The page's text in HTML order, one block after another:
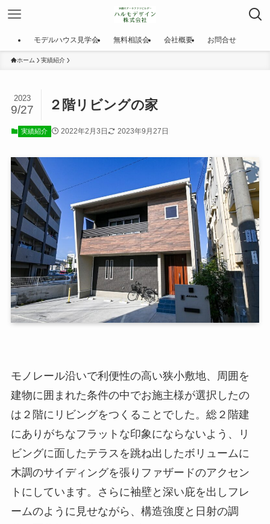
モデルハウス見学会 無料相談会 会社概要 お問合せ
ホーム 実績紹介
２階リビングの家
2023
9/27
実績紹介 2022年2月3日 2023年9月27日
モノレール沿いで利便性の高い狭小敷地、周囲を
建物に囲まれた条件の中でお施主様が選択したの
は２階にリビングをつくることでした。総２階建
にありがちなフラットな印象にならないよう、リ
ビングに面したテラスを跳ね出したボリュームに
木調のサイディングを張りファザードのアクセン
トにしています。さらに袖壁と深い庇を出しフレ
ームのように見せながら、構造強度と日射の調